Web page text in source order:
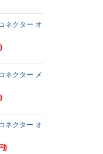
ネクター オ
ネクター メ
ネクター オ
)